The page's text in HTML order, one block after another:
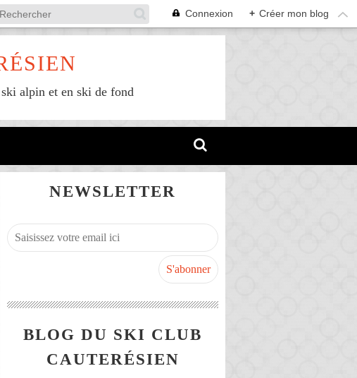
Connexion + Créer mon blog
alpin et en ski de fond
NEWSLETTER
BLOG DU SKI CLUB
CAUTERÉSIEN